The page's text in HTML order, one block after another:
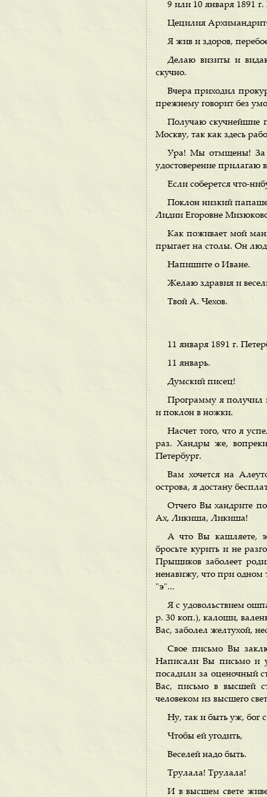
9 или 10 января 1891 г.
Цецилия
Я жив и здоров,
Делаю визиты и
скучно.
Вчера приходил
прежнему говорит без
Получаю скучнейшие
Москву, так как здесь
Ура! Мы отмщены! За
удостоверение прилагаю
Если соберется что-
Поклон низкий
Лидии Егоровне
Как поживает мой
прыгает на столы. Он
Напишите о Иване.
Желаю здравия и
Твой А. Чехов.
11 января 1891 г.
11 январь.
Думский писец!
Программу я получил
и поклон в ножки.
Насчет того, что я
раз. Хандры же,
Петербург.
Вам хочется на
острова, я достану
Отчего Вы хандрите
Ах, Ликиша, Ликиша!
А что Вы кашляете,
бросьте курить и не
Прыщиков заболеет
ненавижу, что при одном
"э"...
Я с удовольствием
р. 30 коп.), калоши,
Вас, заболел желтухой,
Свое письмо Вы
Написали Вы письмо и
посадили за оценочный
Вас, письмо в высшей
человеком из высшего
Ну, так и быть уж, бог
Чтобы ей угодить,
Веселей надо быть.
Трулала! Трулала!
И в высшем свете